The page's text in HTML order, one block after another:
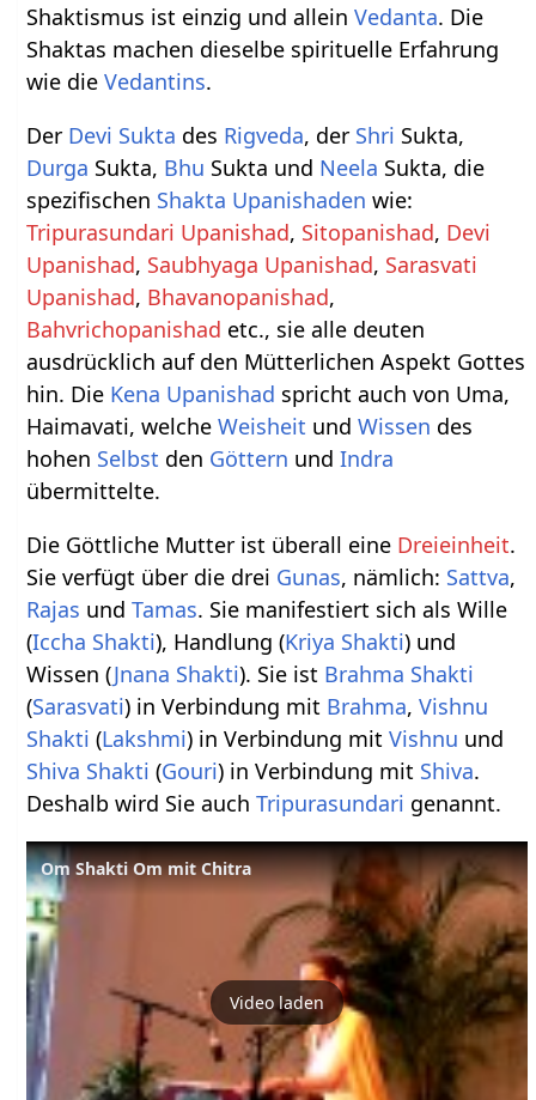
Shaktismus ist einzig und alleinVedanta. Die
Shaktas machen dieselbe spirituelle Erfahrung
wie dieVedantins.
Der Devi Sukta des Rigveda, der Shri Sukta,
Durga Sukta, Bhu Sukta und Neela Sukta, die
spezifischen Shakta Upanishaden wie:
Tripurasundari Upanishad, Sitopanishad, Devi
Upanishad, Saubhyaga Upanishad, Sarasvati
Upanishad, Bhavanopanishad,
Bahvrichopanishad etc., sie alle deuten
ausdrücklich auf den Mütterlichen Aspekt Gottes
hin. Die Kena Upanishad spricht auch von Uma,
Haimavati, welcheWeisheit undWissen des
hohen Selbst den Göttern undIndra
übermittelte.
Die Göttliche Mutter ist überall eine Dreieinheit.
Sie verfügt über die drei Gunas, nämlich: Sattva,
Rajas undTamas. Sie manifestiert sich als Wille
(Iccha Shakti), Handlung (Kriya Shakti) und
Wissen (Jnana Shakti). Sie ist Brahma Shakti
(Sarasvati) in Verbindung mit Brahma,Vishnu
Shakti (Lakshmi) in Verbindung mitVishnu und
Shiva Shakti (Gouri) in Verbindung mit Shiva.
Deshalb wird Sie auchTripurasundari genannt.
Om Shakti Om mit Chitra
Video laden